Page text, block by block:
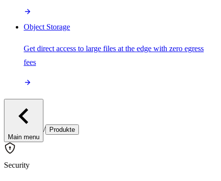
Object Storage
Get direct access to large files at the edge with zero egress
fees
Main menu
/ Produkte
Security